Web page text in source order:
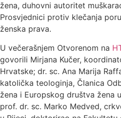
žena, duhovni autoritet
Prosvjednici protiv klečanja
ženska prava.
U večerašnjem Otvorenom na
govorili Mirjana Kučer,
Hrvatske; dr. sc. Ana Marija
katolička teologinja, Članica
žena i Europskog društva žena
prof. dr. sc. Marko Medved,